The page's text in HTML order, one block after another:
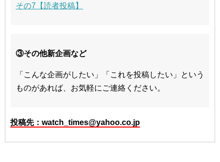
その7【読者投稿】
③その他新企画など
「こんな企画がしたい」「これを投稿したい」という
ものがあれば、お気軽にご連絡ください。
投稿先：watch_times@yahoo.co.jp